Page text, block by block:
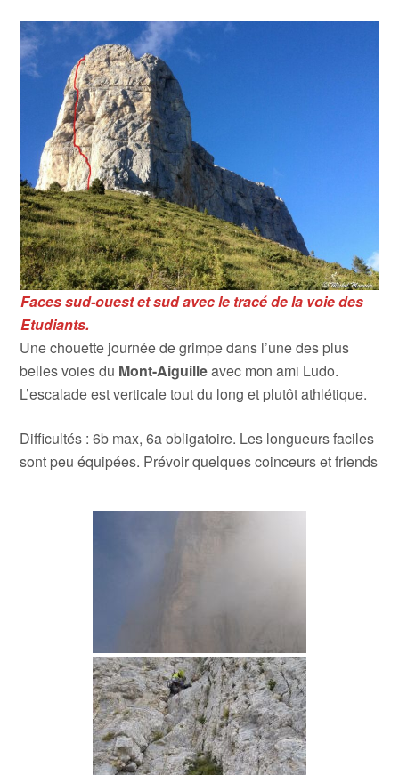
Faces sud-ouest et sud avec le tracé de la voie des
Etudiants.
Une chouette journée de grimpe dans l’une des plus
belles voies du Mont-Aiguilleavec mon ami Ludo.
L’escalade est verticale tout du long et plutôt athlétique.
Difficultés : 6b max, 6a obligatoire. Les longueurs faciles
sont peu équipées. Prévoir quelques coinceurs et friends